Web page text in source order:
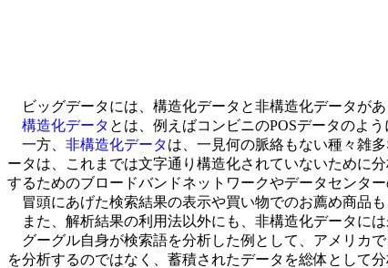
ビッグデータには、構造化データと非構造化データがあ
構造化データ とは、例えばコンビニのPOSデータのよ
一方、 非構造化データは、一見何の脈絡もない種々雑
ータは、これまでは文字通り構造化されていないために
するためのブロードバンドネットワークやデータセンタ
冒頭にあげた検索結果の表示や買い物でのお薦め商品
また、解析結果の利用法以外にも、非構造化データには
グーグル自身が検索語を分析した例として、アメリカ
を分析するのではなく、蓄積されたデータを総体として